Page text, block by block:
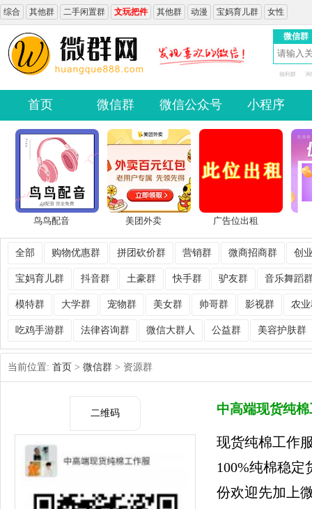
综合 其他群 二手闲置群 文玩把件 其他群 动漫 宝妈育儿群 女性
微信群
福利群
首页 微信群 微信公众号 小程序
鸟鸟配音 美团外卖 广告位出租
全部 购物优惠群 拼团砍价群 营销群 微商招商群 创
宝妈育儿群 抖音群 土豪群 快手群 驴友群 音乐舞蹈
模特群 大学群 宠物群 美女群 帅哥群 影视群 农
吃鸡手游群 法律咨询群 微信大群人 公益群 美容护肤群
当前位置: 首页 > 微信群 > 资源群
二维码 中高端现货纯
现货纯棉工作
100%纯棉稳
份欢迎先加上